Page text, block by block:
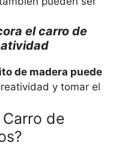
el carro de
de madera puede
y tomar el
de